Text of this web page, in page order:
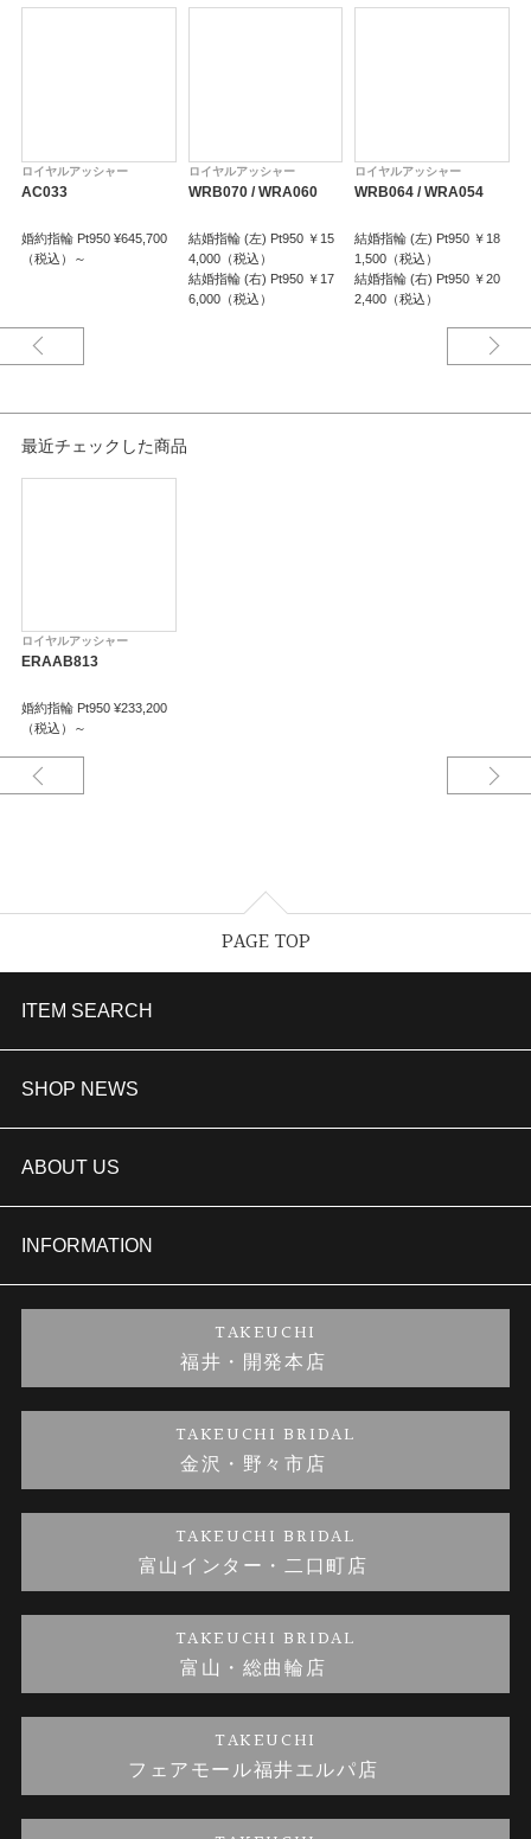
※選ばれるダイヤモンドグレードによって価格が変わります。
ロイヤルアッシャー
AC033
婚約指輪 Pt950 ¥645,700
（税込）～
ロイヤルアッシャー
WRB070 / WRA060
結婚指輪 (左) Pt950 ￥15
4,000（税込）
結婚指輪 (右) Pt950 ￥17
6,000（税込）
ロイヤルアッシャー
WRB064 / WRA054
結婚指輪 (左) Pt950 ￥18
1,500（税込）
結婚指輪 (右) Pt950 ￥20
2,400（税込）
最近チェックした商品
ロイヤルアッシャー
ERAAB813
婚約指輪 Pt950 ¥233,200
（税込）～
PAGE TOP
ITEM SEARCH
婚約指輪
結婚指輪
セットリング
婚約ネックレス
金・プラチナのお取引
SHOP NEWS
TAKEUCHI BRIDAL金沢本店情報
商品一覧
ブランドリスト
金澤指輪工房｜手作りペアリング
金澤指輪工房｜手作り結婚指輪 and 婚約指輪
金澤指輪工房｜手作り婚約指輪プロポーズプラン
ABOUT US
会社概要
お客様の声
INFORMATION
プライバシーポリシー
TAKEUCHI
福井・開発本店
TAKEUCHI BRIDAL
金沢・野々市店
TAKEUCHI BRIDAL
富山インター・二口町店
TAKEUCHI BRIDAL
富山・総曲輪店
TAKEUCHI
フェアモール福井エルパ店